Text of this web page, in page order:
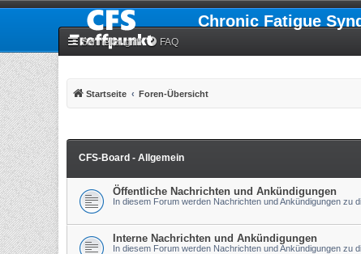
Chronic Fatigue
Schnellzugriff FAQ
Startseite Foren-Übersicht
CFS-Board - Allgemein
Öffentliche Nachrichten und Ankündigungen
In diesem Forum werden Nachrichten und Ankündigungen zu
Interne Nachrichten und Ankündigungen
In diesem Forum werden Nachrichten und Ankündigungen zu